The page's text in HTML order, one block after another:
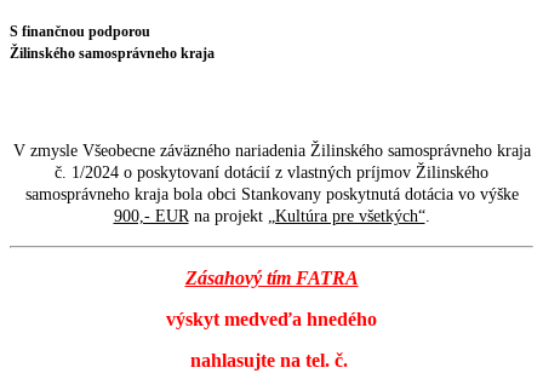
S finančnou podporou
Žilinského samosprávneho kraja
V zmysle Všeobecne záväzného nariadenia Žilinského samosprávneho kraja
č. 1/2024 o poskytovaní dotácií z vlastných príjmov Žilinského
samosprávneho kraja bola obci Stankovany poskytnutá dotácia vo výške
900,- EURna projekt „Kultúra pre všetkých“.
Zásahový tím FATRA
výskyt medveďa hnedého
nahlasujte na tel. č.